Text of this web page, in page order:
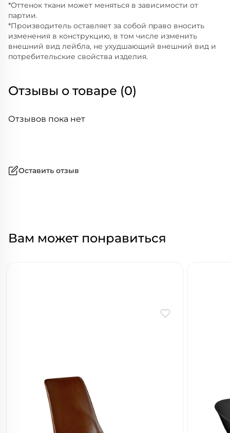
*Оттенок ткани может меняться в зависимости от
партии.
*Производитель оставляет за собой право вносить
изменения в конструкцию, в том числе изменить
внешний вид лейбла, не ухудшающий внешний вид и
потребительские свойства изделия.
Отзывы о товаре (0)
Отзывов пока нет
Оставить отзыв
Вам может понравиться